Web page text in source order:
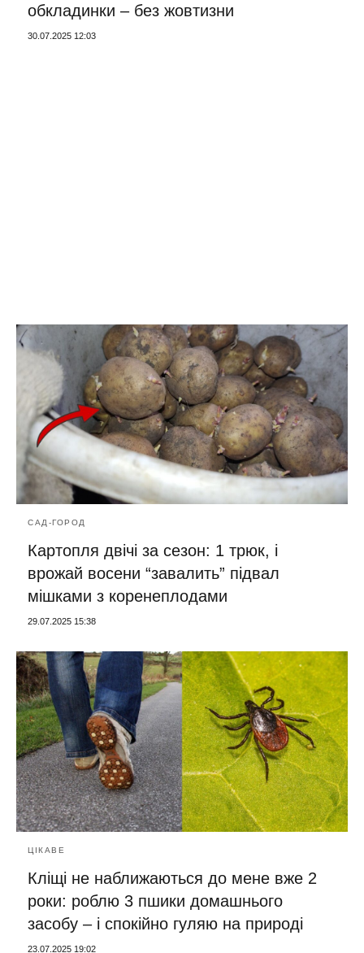
обкладинки – без жовтизни
30.07.2025 12:03
САД-ГОРОД
Картопля двічі за сезон: 1 трюк, і
врожай восени “завалить” підвал
мішками з коренеплодами
29.07.2025 15:38
ЦІКАВЕ
Кліщі не наближаються до мене вже 2
роки: роблю 3 пшики домашнього
засобу – і спокійно гуляю на природі
23.07.2025 19:02